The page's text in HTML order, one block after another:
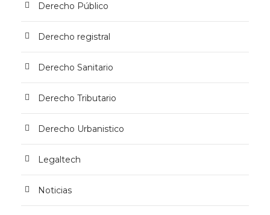
Derecho Público
Derecho registral
Derecho Sanitario
Derecho Tributario
Derecho Urbanistico
Legaltech
Noticias